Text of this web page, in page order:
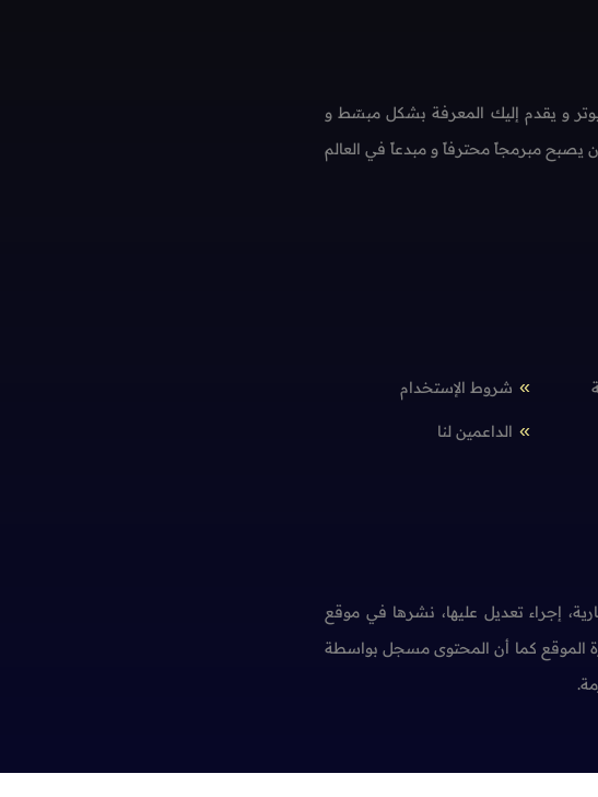
و يقدم إليك المعرفة بشكل مبسّط و
مبرمجاً محترفاً و مبدعاً في العالم
شروط الإستخدام
الداعمين لنا
إجراء تعديل عليها، نشرها في موقع
الموقع كما أن المحتوى مسجل بواسطة